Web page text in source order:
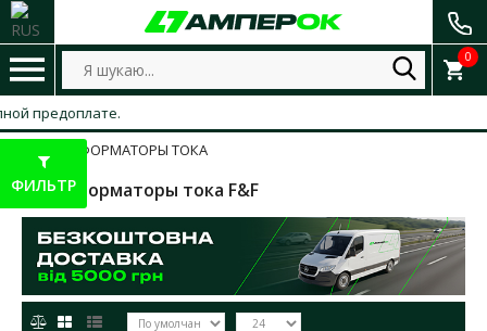
0
предоплате.
ТРАНСФОРМАТОРЫ ТОКА
Трансформаторы тока F&F
ФИЛЬТР